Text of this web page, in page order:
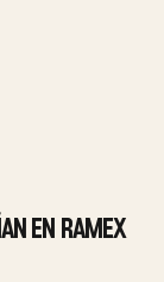
en ramex